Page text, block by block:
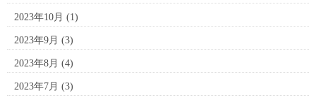
2023年10月 (1)
2023年9月 (3)
2023年8月 (4)
2023年7月 (3)